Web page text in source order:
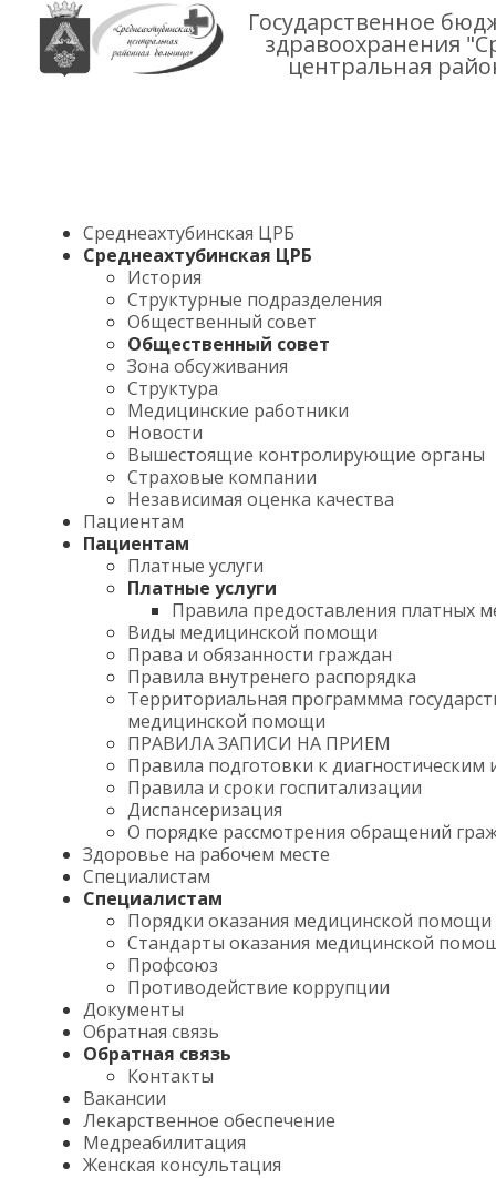
Государственное
здравоохранения
центральная
Среднеахтубинская ЦРБ
Среднеахтубинская ЦРБ
История
Структурные подразделения
Общественный совет
Общественный совет
Зона обсуживания
Структура
Медицинские работники
Новости
Вышестоящие контролирующие органы
Страховые компании
Независимая оценка качества
Пациентам
Пациентам
Платные услуги
Платные услуги
Правила предоставления платных
Виды медицинской помощи
Права и обязанности граждан
Правила внутренего распорядка
Территориальная программма
медицинской помощи
ПРАВИЛА ЗАПИСИ НА ПРИЕМ
Правила подготовки к диагностическим
Правила и сроки госпитализации
Диспансеризация
О порядке рассмотрения обращений
Здоровье на рабочем месте
Специалистам
Специалистам
Порядки оказания медицинской помощи
Стандарты оказания медицинской
Профсоюз
Противодействие коррупции
Документы
Обратная связь
Обратная связь
Контакты
Вакансии
Лекарственное обеспечение
Медреабилитация
Женская консультация